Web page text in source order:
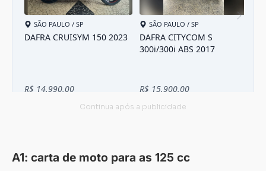
A1: carta de moto para as 125 cc